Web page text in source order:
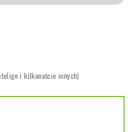
i kilkanaście innych)